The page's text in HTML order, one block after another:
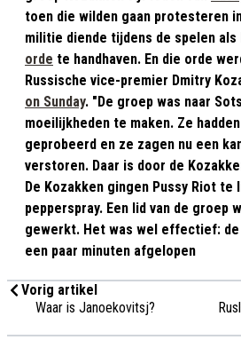
toen die wilden gaan protesteren
militie diende tijdens de spelen als
orde te handhaven. En die orde
Russische vice-premier Dmitry
on Sunday. "De groep was naar
moeilijkheden te maken. Ze
geprobeerd en ze zagen nu een
verstoren. Daar is door de
De Kozakken gingen Pussy Riot
pepperspray. Een lid van de groep
gewerkt. Het was wel effectief:
een paar minuten afgelopen
Vorig artikel
Waar is Janoekovitsj?